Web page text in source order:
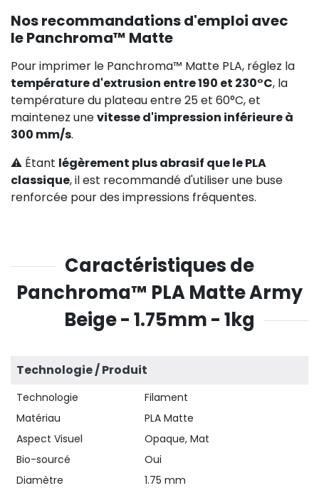
Nos recommandations d'emploi avec
le Panchroma™ Matte
Pour imprimer le Panchroma™ Matte PLA, réglez la
température d'extrusion entre 190 et 230°C, la
température du plateau entre 25 et 60°C, et
maintenez unevitesse d'impression inférieure à
300 mm/s.
⚠️ Étant légèrement plus abrasif que le PLA
classique, il est recommandé d'utiliser une buse
renforcée pour des impressions fréquentes.
Caractéristiques de
Panchroma™ PLA Matte Army
Beige - 1.75mm - 1kg
Technologie / Produit
Technologie
Filament
Matériau
PLA Matte
Aspect Visuel
Opaque, Mat
Bio-sourcé
Oui
Diamètre
1.75 mm